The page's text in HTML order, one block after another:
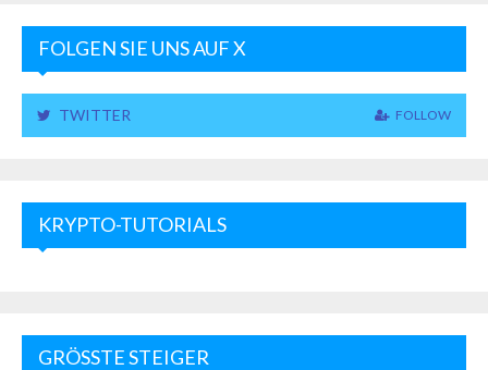
FOLGEN SIE UNS AUF X
TWITTER FOLLOW
KRYPTO-TUTORIALS
GRÖSSTE STEIGER